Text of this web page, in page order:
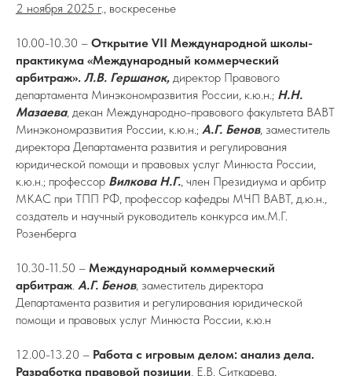
2 ноября 2025 г., воскресенье
10.00-10.30 – Открытие VII Международной школы-
практикума «Международный коммерческий
арбитраж». Л.В. Гершанок, директор Правового
департамента Минэкономразвития России, к.ю.н.; Н.Н.
Мазаева, декан Международно-правового факультета ВАВТ
Минэкономразвития России, к.ю.н.; А.Г. Бенов, заместитель
директора Департамента развития и регулирования
юридической помощи и правовых услуг Минюста России,
к.ю.н.; профессор Вилкова Н.Г., член Президиума и арбитр
МКАС при ТПП РФ, профессор кафедры МЧП ВАВТ, д.ю.н.,
создатель и научный руководитель конкурса им.М.Г.
Розенберга
10.30-11.50 – Международный коммерческий
арбитраж. А.Г. Бенов, заместитель директора
Департамента развития и регулирования юридической
помощи и правовых услуг Минюста России, к.ю.н
12.00-13.20 – Работа с игровым делом: анализ дела.
Разработка правовой позиции. Е.В. Ситкарева,